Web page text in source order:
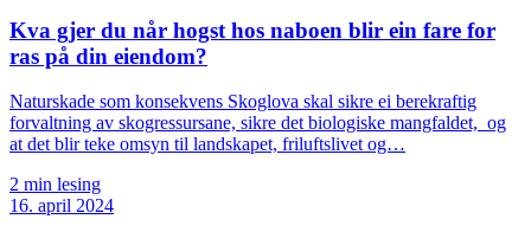
Kva gjer du når hogst hos naboen blir ein fare for
ras på din eiendom?
Naturskade som konsekvens Skoglova skal sikre ei berekraftig
forvaltning av skogressursane, sikre det biologiske mangfaldet, og
at det blir teke omsyn til landskapet, friluftslivet og…
2 min lesing
16. april 2024